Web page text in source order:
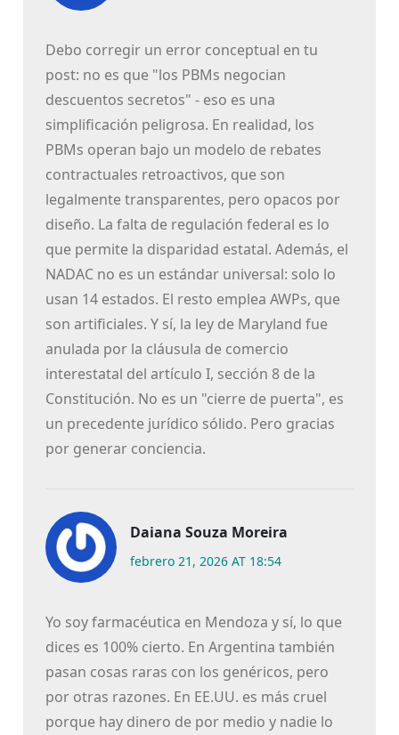
Debo corregir un error conceptual en tu
post: no es que "los PBMs negocian
descuentos secretos" - eso es una
simplificación peligrosa. En realidad, los
PBMs operan bajo un modelo de rebates
contractuales retroactivos, que son
legalmente transparentes, pero opacos por
diseño. La falta de regulación federal es lo
que permite la disparidad estatal. Además, el
NADAC no es un estándar universal: solo lo
usan 14 estados. El resto emplea AWPs, que
son artificiales. Y sí, la ley de Maryland fue
anulada por la cláusula de comercio
interestatal del artículo I, sección 8 de la
Constitución. No es un "cierre de puerta", es
un precedente jurídico sólido. Pero gracias
por generar conciencia.
Daiana Souza Moreira
febrero 21, 2026 AT 18:54
Yo soy farmacéutica en Mendoza y sí, lo que
dices es 100% cierto. En Argentina también
pasan cosas raras con los genéricos, pero
por otras razones. En EE.UU. es más cruel
porque hay dinero de por medio y nadie lo